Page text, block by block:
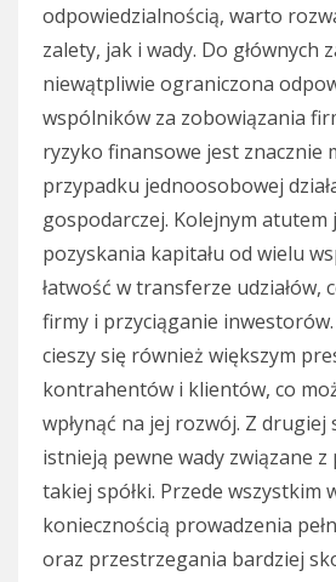
odpowiedzialnością, warto
zalety, jak i wady. Do głównych
niewątpliwie ograniczona
wspólników za zobowiązania
ryzyko finansowe jest znacznie
przypadku jednoosobowej
gospodarczej. Kolejnym atutem
pozyskania kapitału od wielu
łatwość w transferze udziałów,
firmy i przyciąganie inwestorów.
cieszy się również większym
kontrahentów i klientów, co
wpłynąć na jej rozwój. Z
istnieją pewne wady związane
takiej spółki. Przede wszystkim
koniecznością prowadzenia
oraz przestrzegania bardziej